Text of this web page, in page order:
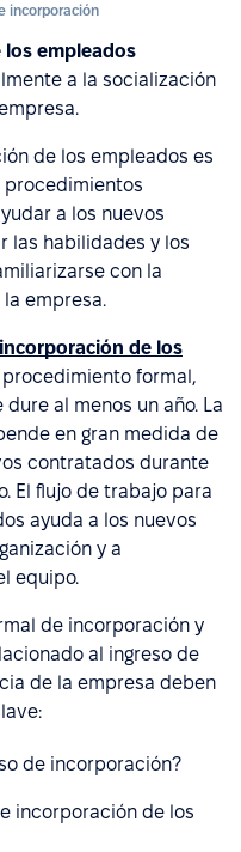
incorporación
empleados
a la socialización
de los empleados es
procedimientos
a los nuevos
las habilidades y los
con la
empresa.
de los
formal,
al menos un año. La
en gran medida de
contratados durante
El flujo de trabajo para
ayuda a los nuevos
y a
equipo.
de incorporación y
al ingreso de
de la empresa deben
de incorporación?
incorporación de los